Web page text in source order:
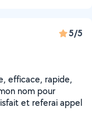
5/5
efficace, rapide,
nom pour
et referai appel